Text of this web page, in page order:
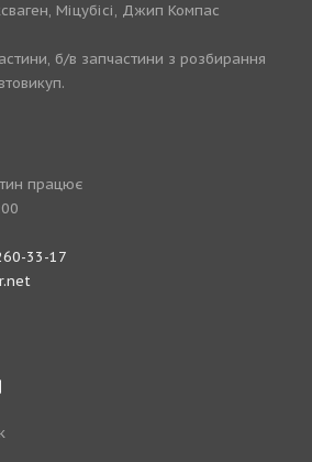
Міцубісі, Джип Компас
б/в запчастини з розбирання
працює
33-17